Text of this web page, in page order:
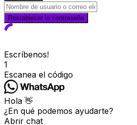
Restablecer la contraseña
Escríbenos!
1
Escanea el código
Hola 👋
¿En qué podemos ayudarte?
Abrir chat